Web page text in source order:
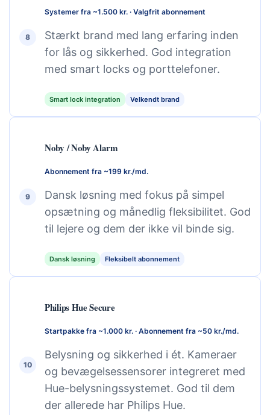
8
Systemer fra ~1.500 kr. · Valgfrit abonnement
Stærkt brand med lang erfaring inden
for lås og sikkerhed. God integration
med smart locks og porttelefoner.
Smart lock integration Velkendt brand
9
Noby / Noby Alarm
Abonnement fra ~199 kr./md.
Dansk løsning med fokus på simpel
opsætning og månedlig fleksibilitet. God
til lejere og dem der ikke vil binde sig.
Dansk løsning Fleksibelt abonnement
10
Philips Hue Secure
Startpakke fra ~1.000 kr. · Abonnement fra ~50 kr./md.
Belysning og sikkerhed i ét. Kameraer
og bevægelsessensorer integreret med
Hue-belysningssystemet. God til dem
der allerede har Philips Hue.